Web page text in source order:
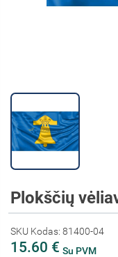
Plokščių
SKU Kodas: 81400-04
15.60 € Su PVM